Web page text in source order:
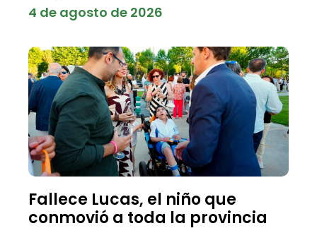
4 de agosto de 2026
Fallece Lucas, el niño que
conmovió a toda la provincia